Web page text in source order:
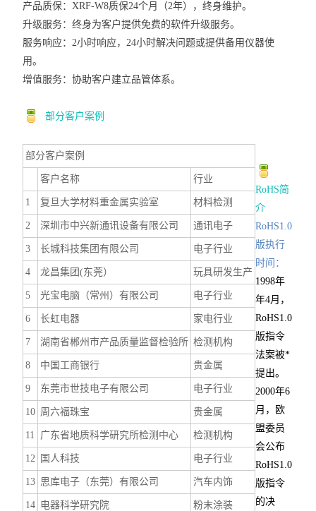
产品质保： XRF-W8质保24个月 （2年）
，终身维护。
升级服务：终身为客户提供免费的软件升级服务。
服务响应： 2小时响应， 24小时解决问题或提供备用仪器使
用。
增值服务：协助客户建立品管体系。
部分客户案例
部分客户案例
客户名称 行业
1 复旦大学材料重金属实验室 材料检测
2 深圳市中兴新通讯设备有限公司 通讯电子
3 长城科技集团有限公司 电子行业
4 龙昌集团(东莞） 玩具研发生产
5 光宝电脑（常州）有限公司 电子行业
6 长虹电器 家电行业
7 湖南省郴州市产品质量监督检验所 检测机构
8 中国工商银行 贵金属
9 东莞市世技电子有限公司 电子行业
10 周六福珠宝 贵金属
11 广东省地质科学研究所检测中心 检测机构
12 国人科技 电子行业
13 思库电子（东莞）有限公司 汽车内饰
14 电器科学研究院 粉末涂装
RoHS简
介
RoHS1.0
版执行
时间 ：
1998年
年4月，
RoHS1.0
版指令
法案被*
提出。
2000年6
月，欧
盟委员
会公布
RoHS1.0
版指令
的决